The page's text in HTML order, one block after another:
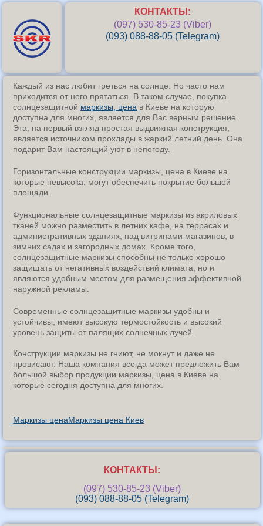
КОНТАКТЫ:
(097) 530-85-23 (Viber)
(093) 088-88-05 (Telegram)
Каждый из нас любит греться на солнце. Но часто нам
приходится от него прятаться. В таком случае, покупка
солнцезащитной маркизы, цена в Киеве на которую
доступна для многих, является для Вас верным решение.
Эта, на первый взгляд простая выдвижная конструкция,
является источником прохлады в жаркий летний день. Она
подарит Вам настоящий уют в непогоду.
Горизонтальные конструкции маркизы, цена в Киеве на
которые невысока, могут обеспечить покрытие большой
площади.
Функциональные солнцезащитные маркизы из акриловых
тканей можно разместить в летних кафе, на террасах и
административных зданиях, над витринами магазинов, в
зимних садах и загородных домах. Кроме того,
солнцезащитные маркизы способны не только хорошо
защищать от негативных воздействий климата, но и
являются удобным местом для размещения эффективной
наружной рекламы.
Современные солнцезащитные маркизы удобны и
устойчивы, имеют высокую термостойкость и высокий
уровень защиты от палящих солнечных лучей.
Конструкции маркизы не гниют, не мокнут и даже не
провисают. Наша компания всегда может предложить Вам
большой выбор продукции маркизы, цена в Киеве на
которые сегодня доступна для многих.
Маркизы ценаМаркизы цена Киев
КОНТАКТЫ:
(097) 530-85-23 (Viber)
(093) 088-88-05 (Telegram)